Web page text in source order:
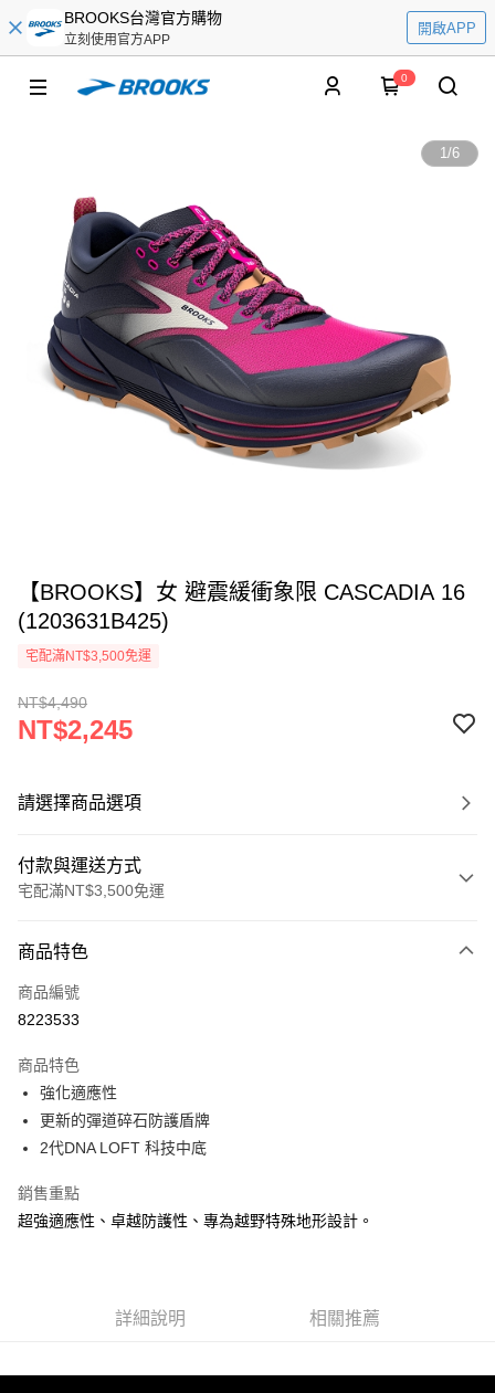
BROOKS台灣官方購物
立刻使用官方APP
開啟APP
0
1/6
【BROOKS】女 避震緩衝象限 CASCADIA 16
(1203631B425)
宅配滿NT$3,500免運
NT$4,490
NT$2,245
請選擇商品選項
付款與運送方式
宅配滿NT$3,500免運
信用卡一次付款
ATM付款
運送方式
宅配
每筆NT$100，滿NT$3,500(含以上)免運費
商品特色
商品編號
8223533
商品特色
強化適應性
更新的彈道碎石防護盾牌
2代DNA LOFT 科技中底
銷售重點
超強適應性、卓越防護性、專為越野特殊地形設計。
詳細說明 相關推薦